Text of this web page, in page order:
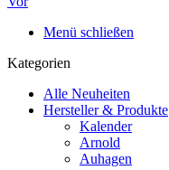
Menü schließen
Kategorien
Alle Neuheiten
Hersteller & Produkte
Kalender
Arnold
Auhagen